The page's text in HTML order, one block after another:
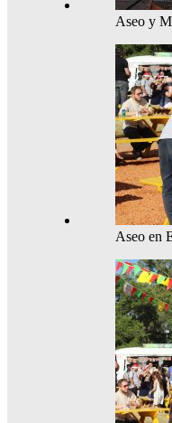
Aseo y
Aseo en